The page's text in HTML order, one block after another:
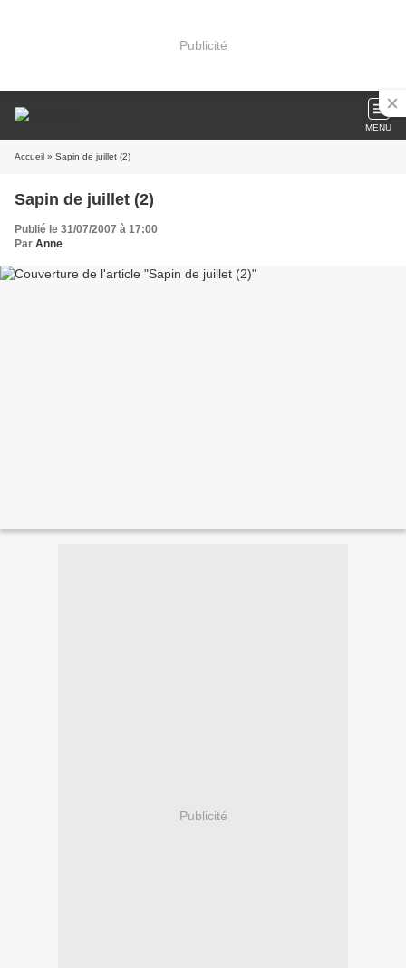
Publicité
MENU
Accueil » Sapin de juillet (2)
Sapin de juillet (2)
Publié le 31/07/2007 à 17:00
Par Anne
Publicité